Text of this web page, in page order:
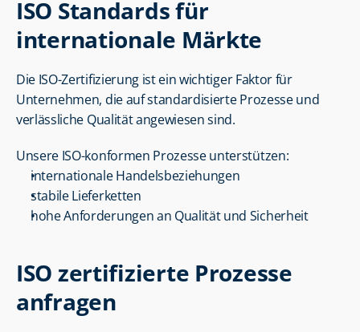
ISO Standards für
internationale Märkte
Die ISO-Zertifizierung ist ein wichtiger Faktor für
Unternehmen, die auf standardisierte Prozesse und
verlässliche Qualität angewiesen sind.
Unsere ISO-konformen Prozesse unterstützen:
internationale Handelsbeziehungen
stabile Lieferketten
hohe Anforderungen an Qualität und Sicherheit
ISO zertifizierte Prozesse
anfragen